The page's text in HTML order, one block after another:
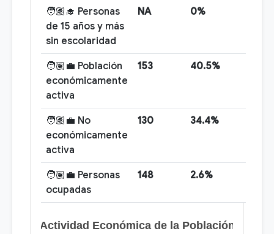
🧑🏽‍🎓 Personas
de 15 años y más
sin escolaridad
NA 0%
🧑🏽‍💼 Población
económicamente
activa
153 40.5%
🧑🏽‍💼 No
económicamente
activa
130 34.4%
🧑🏽‍💼 Personas
ocupadas
148 2.6%